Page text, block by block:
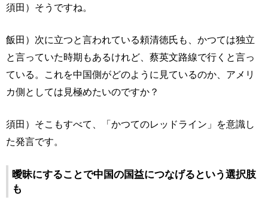
須田）そうですね。
飯田）次に立つと言われている頼清徳氏も、かつては独立
と言っていた時期もあるけれど、蔡英文路線で行くと言っ
ている。これを中国側がどのように見ているのか、アメリ
カ側としては見極めたいのですか？
須田）そこもすべて、「かつてのレッドライン」を意識し
た発言です。
曖昧にすることで中国の国益につなげるという選択肢
も